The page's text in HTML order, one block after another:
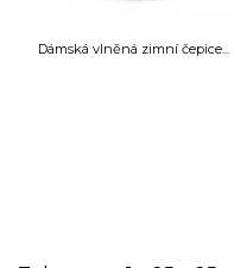
Dámská vlněná zimní čepice...